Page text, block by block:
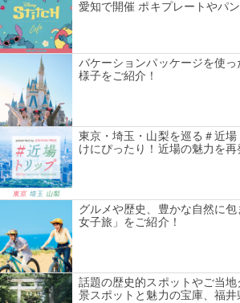
愛知で開催 ポキプレートやパ
バケーションパッケージを使
様子をご紹介！
東京・埼玉・山梨を巡る＃近
けにぴったり！近場の魅力を再
グルメや歴史、豊かな自然に
女子旅」をご紹介！
話題の歴史的スポットやご当
景スポットと魅力の宝庫、福井